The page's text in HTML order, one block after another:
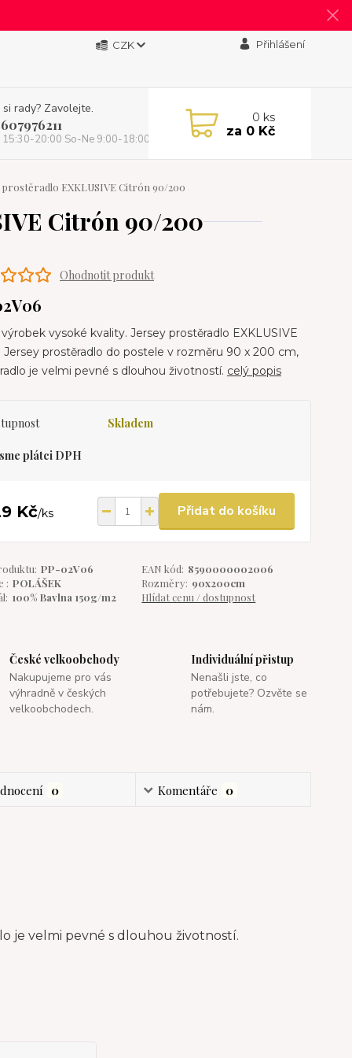
CZK Přihlášení
rady? Zavolejte.
15:30-20:00 So-Ne 9:00-18:00)
0 ks
za 0 Kč
prostěradlo EXKLUSIVE Citrón 90/200
Citrón 90/200
Ohodnotit produkt
vysoké kvality. Jersey prostěradlo EXKLUSIVE
Jersey prostěradlo do postele v rozměru 90 x 200 cm,
je velmi pevné s dlouhou životností. celý popis
Skladem
plátci DPH
Kč/ks Přidat do košíku
PP-02V06 EAN kód: 8590000002006
: POLÁŠEK Rozměry: 90x200cm
100% Bavlna 150g/m2 Hlídat cenu / dostupnost
České velkoobchody
Nakupujeme pro vás
výhradně v českých
velkoobchodech.
Individuální přistup
Nenašli jste, co
potřebujete? Ozvěte se
nám.
0 Komentáře 0
je velmi pevné s dlouhou životností.